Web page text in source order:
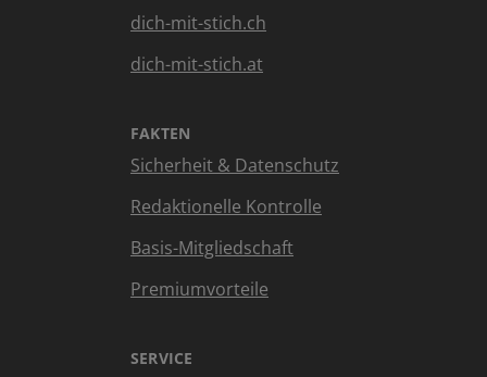
dich-mit-stich.ch
dich-mit-stich.at
FAKTEN
Sicherheit & Datenschutz
Redaktionelle Kontrolle
Basis-Mitgliedschaft
Premiumvorteile
SERVICE